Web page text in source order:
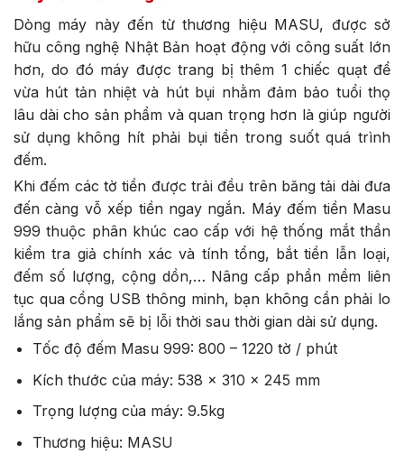
Dòng máy này đến từ thương hiệu MASU, được sở
hữu công nghệ Nhật Bản hoạt động với công suất lớn
hơn, do đó máy được trang bị thêm 1 chiếc quạt để
vừa hút tản nhiệt và hút bụi nhằm đảm bảo tuổi thọ
lâu dài cho sản phẩm và quan trọng hơn là giúp người
sử dụng không hít phải bụi tiền trong suốt quá trình
đếm.
Khi đếm các tờ tiền được trải đều trên băng tải dài đưa
đến càng vỗ xếp tiền ngay ngắn. Máy đếm tiền Masu
999 thuộc phân khúc cao cấp với hệ thống mắt thần
kiểm tra giả chính xác và tính tổng, bắt tiền lẫn loại,
đếm số lượng, cộng dồn,… Nâng cấp phần mềm liên
tục qua cổng USB thông minh, bạn không cần phải lo
lắng sản phẩm sẽ bị lỗi thời sau thời gian dài sử dụng.
Tốc độ đếm Masu 999: 800 – 1220 tờ / phút
Kích thước của máy: 538 x 310 x 245 mm
Trọng lượng của máy: 9.5kg
Thương hiệu: MASU